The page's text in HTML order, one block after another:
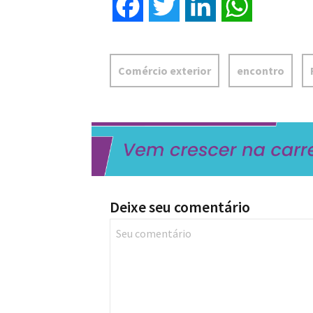
Facebook Twitter LinkedIn
Comércio exterior encontro
Deixe seu comentário